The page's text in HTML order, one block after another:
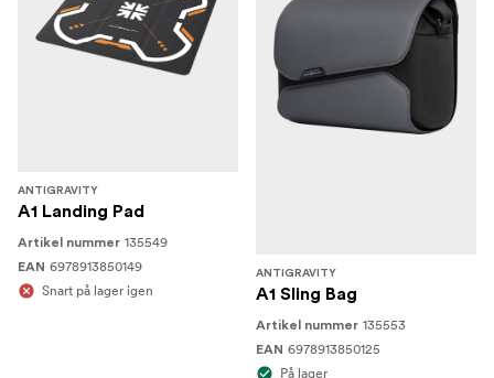
Antigravity Vision Goggles
Antigravity Grip Motion Controller
Controller strop
Vision Batteri
Pandebånd
ANTIGRAVITY
A1 Landing Pad
Artikel nummer 135549
EAN 6978913850149
Snart på lager igen
ANTIGRAVITY
A1 Sling Bag
Artikel nummer 135553
EAN 6978913850125
På lager